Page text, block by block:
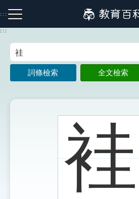
到
主
:::
注音索引圖示 筆畫索引圖示
:::
詞條檢索 全文檢索
袿